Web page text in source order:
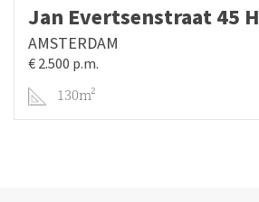
Jan Evertsenstraat 45 H
AMSTERDAM
€ 2.500 p.m.
130m²